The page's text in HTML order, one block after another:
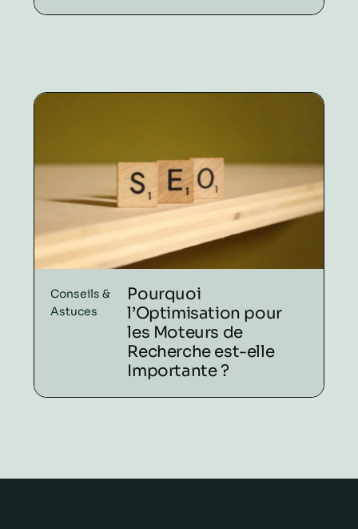
Conseils &
Astuces
Pourquoi
l’Optimisation pour
les Moteurs de
Recherche est-elle
Importante ?